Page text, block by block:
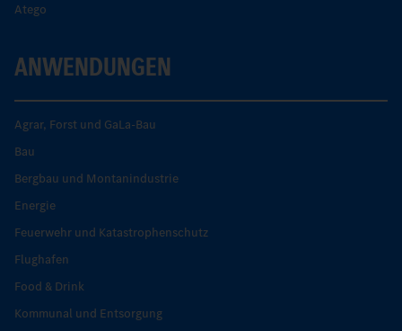
Atego
ANWENDUNGEN
Agrar, Forst und GaLa-Bau
Bau
Bergbau und Montanindustrie
Energie
Feuerwehr und Katastrophenschutz
Flughafen
Food & Drink
Kommunal und Entsorgung